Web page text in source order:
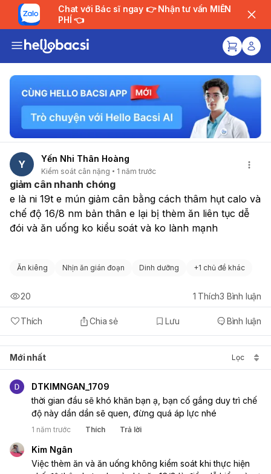
Chat với Bác sĩ ngay 👉 Nhận tư vấn MIỄN
PHÍ 👈
Y Yến Nhi Thân Hoàng
Kiểm soát cân nặng 1 năm trước
giảm cân nhanh chóng
e là ni 19t e mún giảm cân bằng cách thâm hụt calo và
chế độ 16/8 nm bản thân e lại bị thèm ăn liên tục dễ
đói và ăn uống ko kiểu soát và ko lành mạnh
Ăn kiêng Nhịn ăn gián đoạn Dinh dưỡng +1 chủ đề khác
Thích Chia sẻ Lưu Bình luận
20 1 Thích3 Bình luận
Mới nhất Lọc
DTKIMNGAN_1709
thời gian đầu sẽ khó khăn bạn ạ, bạn cố gắng duy trì chế
độ này dần dần sẽ quen, đừng quá áp lực nhé
1 năm trước Thích Trả lời
Kim Ngân
Việc thèm ăn và ăn uống không kiểm soát khi thực hiện